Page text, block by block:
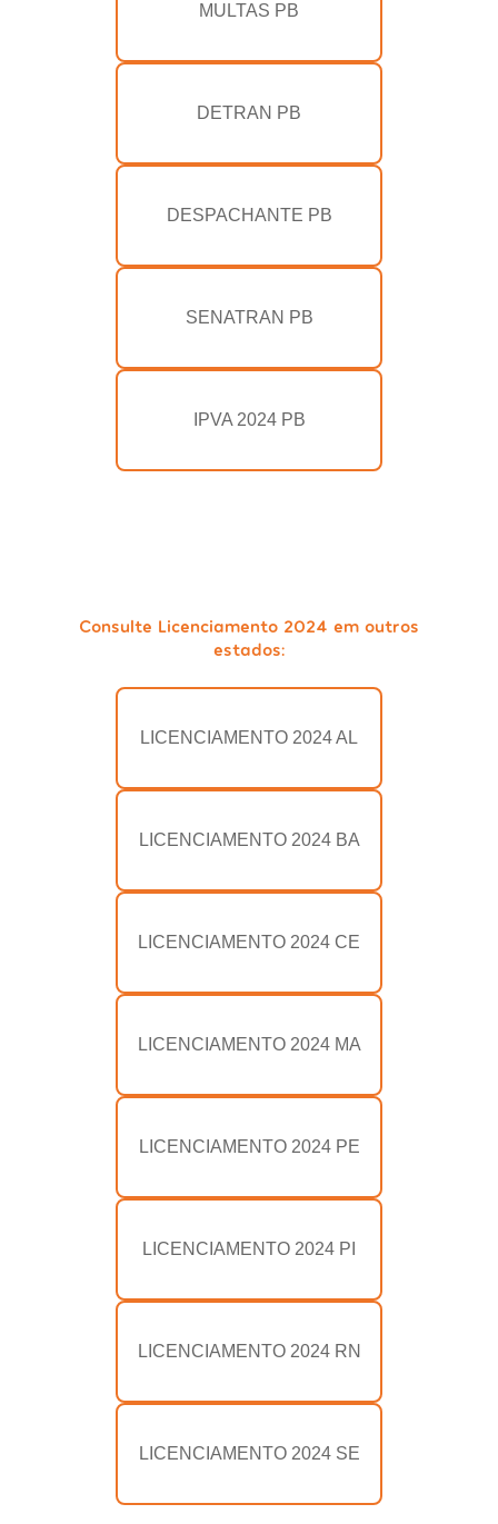
MULTAS PB
DETRAN PB
DESPACHANTE PB
SENATRAN PB
IPVA 2024 PB
Consulte Licenciamento 2024 em outros
estados:
LICENCIAMENTO 2024 AL
LICENCIAMENTO 2024 BA
LICENCIAMENTO 2024 CE
LICENCIAMENTO 2024 MA
LICENCIAMENTO 2024 PE
LICENCIAMENTO 2024 PI
LICENCIAMENTO 2024 RN
LICENCIAMENTO 2024 SE